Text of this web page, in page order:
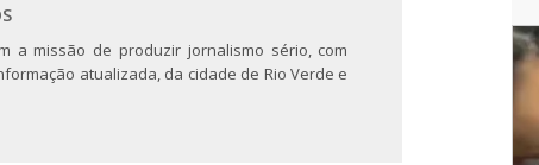
a missão de produzir jornalismo sério, com
atualizada, da cidade de Rio Verde e